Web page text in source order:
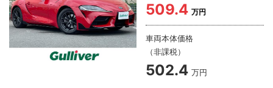
509.4 万円
車両本体価格
（非課税）
502.4 万円